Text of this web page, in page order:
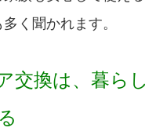
く聞かれます。
交換は、暮ら